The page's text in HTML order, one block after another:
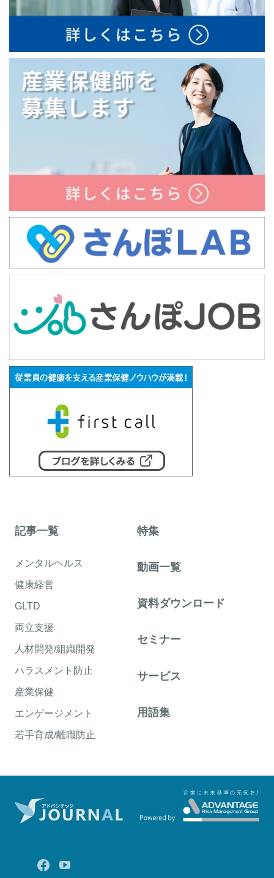
記事一覧
メンタルヘルス
健康経営
GLTD
両立支援
人材開発/組織開発
ハラスメント防止
産業保健
エンゲージメント
若手育成/離職防止
特集
動画一覧
資料ダウンロード
セミナー
サービス
用語集